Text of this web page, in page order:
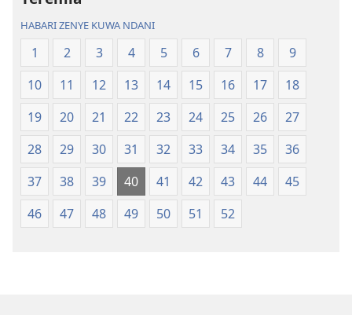
(Yenye
Ilirekebishwa
ya
2018)
(Yenye
Ilirekebishwa
ya
2018)
HABARI ZENYE KUWA NDANI
1 2 3 4 5 6 7 8
9
10
11 12 13 14 15 16 17
18
19
20 21 22 23 24 25 26
27
28
29 30 31 32 33 34 35
36
37
38 39 40 41 42 43 44
45
46
47 48 49 50 51 52